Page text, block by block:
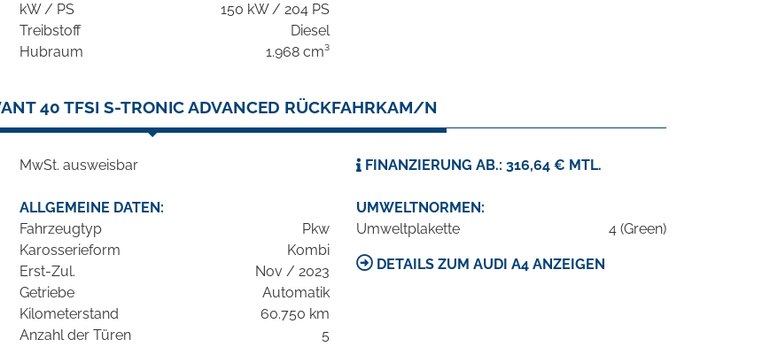
kW / PS
150 kW / 204 PS
Treibstoff
Diesel
Hubraum
1.968 cm³
40 TFSI S-TRONIC ADVANCED RÜCKFAHRKAM/N
MwSt. ausweisbar FINANZIERUNG AB.: 316,64 € MTL.
ALLGEMEINE DATEN:
Fahrzeugtyp
Pkw
Karosserieform
Kombi
Erst-Zul.
Nov / 2023
Getriebe
Automatik
Kilometerstand
60.750 km
Anzahl der Türen
5
UMWELTNORMEN:
Umweltplakette
4 (Green)
DETAILS ZUM AUDI A4 ANZEIGEN